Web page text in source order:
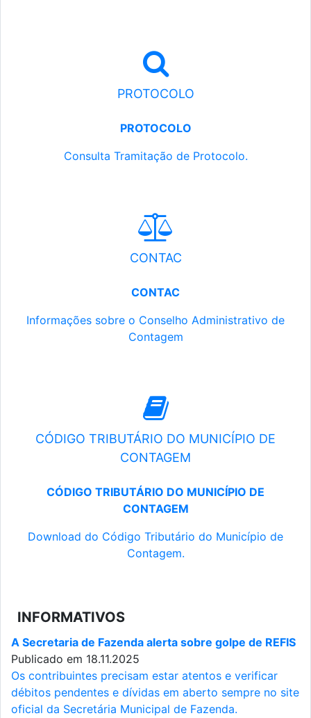
PROTOCOLO
PROTOCOLO
Consulta Tramitação de Protocolo.
CONTAC
CONTAC
Informações sobre o Conselho Administrativo de
Contagem
CÓDIGO TRIBUTÁRIO DO MUNICÍPIO DE
CONTAGEM
CÓDIGO TRIBUTÁRIO DO MUNICÍPIO DE
CONTAGEM
Download do Código Tributário do Município de
Contagem.
INFORMATIVOS
A Secretaria de Fazenda alerta sobre golpe de REFIS
Publicado em 18.11.2025
Os contribuintes precisam estar atentos e verificar
débitos pendentes e dívidas em aberto sempre no site
oficial da Secretária Municipal de Fazenda.